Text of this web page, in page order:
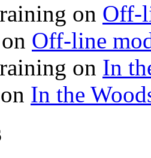
on Off-
Off-line
on In
In the